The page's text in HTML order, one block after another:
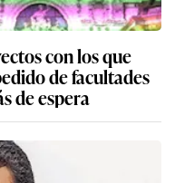
con los que
de facultades
de espera